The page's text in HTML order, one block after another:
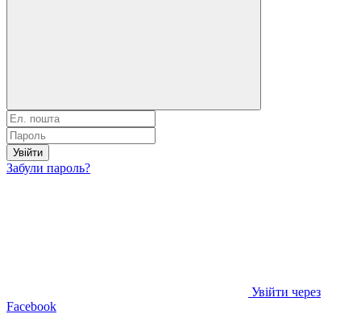
Увійти
Забули пароль?
Увійти через
Facebook